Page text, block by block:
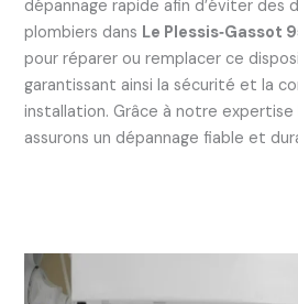
dépannage rapide afin d’éviter des
plombiers dans Le Plessis‑Gassot
pour réparer ou remplacer ce
garantissant ainsi la sécurité et la
installation. Grâce à notre expertise
assurons un dépannage fiable et